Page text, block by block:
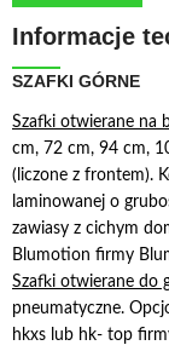
Informacje
SZAFKI GÓRNE
Szafki otwierane na
cm, 72 cm, 94 cm,
(liczone z frontem).
laminowanej o
zawiasy z cichym
Blumotion firmy
Szafki otwierane do
pneumatyczne.
hkxs lub hk- top